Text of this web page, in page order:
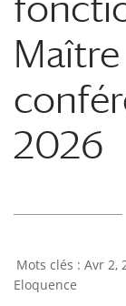
2026
Avr 2,
Eloquence